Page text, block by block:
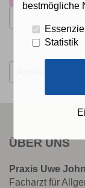
ÜBER UNS
Praxis Uwe John
Facharzt für
bestmögliche
Essenziell
Statistik